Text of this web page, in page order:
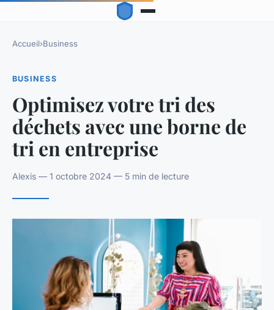
Accueil›Business
BUSINESS
Optimisez votre tri des
déchets avec une borne de
tri en entreprise
Alexis — 1 octobre 2024 — 5 min de lecture